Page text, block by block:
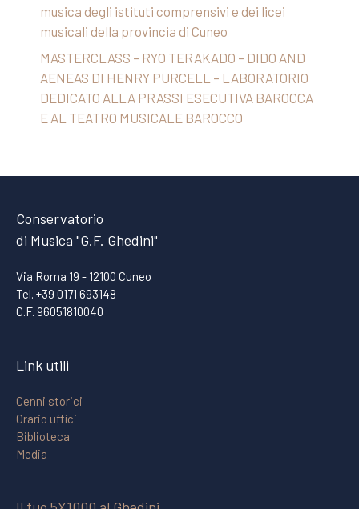
musica degli istituti comprensivi e dei licei
musicali della provincia di Cuneo
MASTERCLASS – RYO TERAKADO – DIDO AND
AENEAS DI HENRY PURCELL – LABORATORIO
DEDICATO ALLA PRASSI ESECUTIVA BAROCCA
E AL TEATRO MUSICALE BAROCCO
Conservatorio
di Musica "G.F. Ghedini"
Via Roma 19 - 12100 Cuneo
Tel. +39 0171 693148
C.F. 96051810040
Link utili
Cenni storici
Orario uffici
Biblioteca
Media